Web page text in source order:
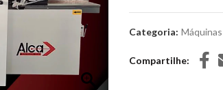
Categoria:
Compartilhe